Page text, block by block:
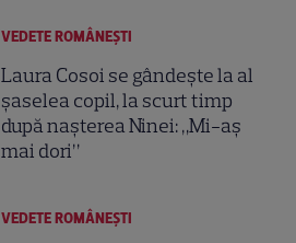
VEDETE ROMÂNEŞTI
Laura Cosoi se gândește la al
șaselea copil, la scurt timp
după nașterea Ninei: „Mi-aș
mai dori”
VEDETE ROMÂNEŞTI